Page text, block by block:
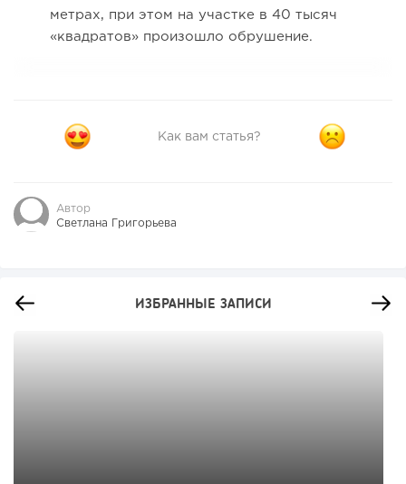
метрах, при этом на участке в 40 тысяч
«квадратов» произошло обрушение.
Как вам статья?
Автор
Светлана Григорьева
ИЗБРАННЫЕ ЗАПИСИ